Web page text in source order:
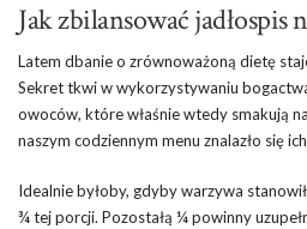
Jak zbilansować jadłospis
Latem dbanie o zrównoważoną dietę
Sekret tkwi w wykorzystywaniu
owoców, które właśnie wtedy smakują
naszym codziennym menu znalazło się
Idealnie byłoby, gdyby warzywa
¾ tej porcji. Pozostałą ¼ powinny